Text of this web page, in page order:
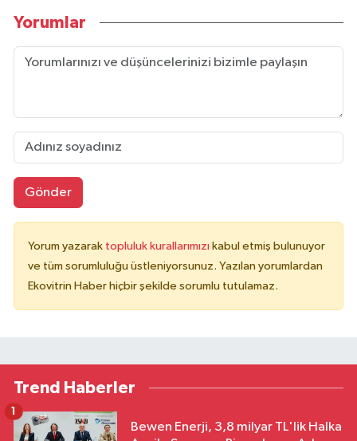
Yorumlar
Gönder
Yorum yazarak topluluk kurallarımızı kabul etmiş bulunuyor
ve tüm sorumluluğu üstleniyorsunuz. Yazılan yorumlardan
Ekovitrin Haber hiçbir şekilde sorumlu tutulamaz.
Trend Haberler
Bewen Enerji, 3,8 milyar TL'lik Halka
1